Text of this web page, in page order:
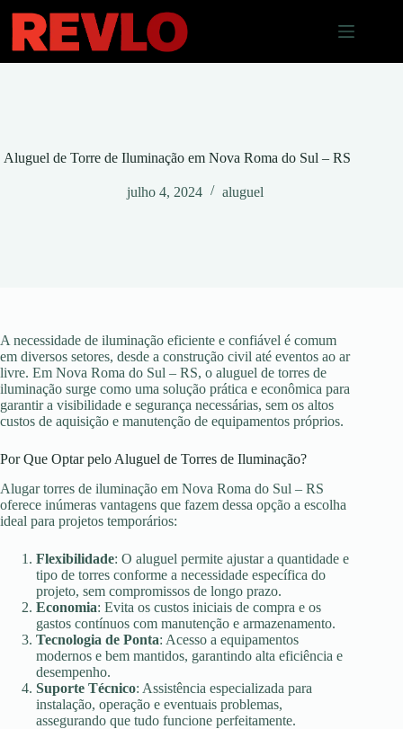
para
conteúdo
Aluguel de Torre de Iluminação em Nova Roma do Sul – RS
julho 4, 2024 aluguel
A necessidade de iluminação eficiente e confiável é comum
em diversos setores, desde a construção civil até eventos ao ar
livre. Em Nova Roma do Sul – RS, o aluguel de torres de
iluminação surge como uma solução prática e econômica para
garantir a visibilidade e segurança necessárias, sem os altos
custos de aquisição e manutenção de equipamentos próprios.
Por Que Optar pelo Aluguel de Torres de Iluminação?
Alugar torres de iluminação em Nova Roma do Sul – RS
oferece inúmeras vantagens que fazem dessa opção a escolha
ideal para projetos temporários:
Flexibilidade: O aluguel permite ajustar a quantidade e
tipo de torres conforme a necessidade específica do
projeto, sem compromissos de longo prazo.
Economia: Evita os custos iniciais de compra e os
gastos contínuos com manutenção e armazenamento.
Tecnologia de Ponta: Acesso a equipamentos
modernos e bem mantidos, garantindo alta eficiência e
desempenho.
Suporte Técnico: Assistência especializada para
instalação, operação e eventuais problemas,
assegurando que tudo funcione perfeitamente.